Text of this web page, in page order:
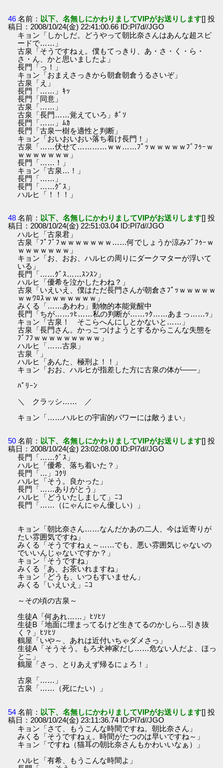
46 名前： 以下、名無しにかわりましてVIPがお送りします[] 投
稿日：2008/10/24(金) 22:41:00.66 ID:Pl7d//JGO
キョン「しかしだ。どうやって朝比奈さんはあんな超スピ
ードで……」
古泉「そうですねぇ。僕もてっきり、あ・さ・く・ら・
さ・ん、かと思いましたよ」
長門「っ！」
キョン「おまえさっきから朝倉朝倉うるさいぞ」
古泉「え」
長門「……」ｷｯ
長門「同意」
古泉「……」
古泉「長門……覚えていろ」ﾎﾞｿ
長門「……」ﾑｶ
長門「古泉一樹を適性と判断」
キョン「おいおいおい落ち着け長門！」
古泉「……伏せて…………ｗｗ……ﾌﾟｯｗｗｗｗｗﾌﾞﾌｩｰｗ
ｗｗｗｗｗｗｗ」
長門「……！」
キョン「古泉…！」
長門「……」
長門「……ｸﾞｽ」
ハルヒ「！！！」
48 名前： 以下、名無しにかわりましてVIPがお送りします[] 投
稿日：2008/10/24(金) 22:51:03.04 ID:Pl7d//JGO
ハルヒ「古泉君」
古泉「ﾌﾟﾌﾞﾌｗｗｗｗｗｗｗ……何でしょうか涼みﾌﾞﾌｩｰｗ
ｗｗｗｗｗｗｗ」
キョン「お、おお、ハルヒの周りにダークマターが浮いて
いる」
長門「……ｸﾞｽ……ｽﾝｽﾝ」
ハルヒ「優希を泣かしたわね？」
古泉「いえいえ、僕はただ長門さんが朝倉さﾌﾟｯｗｗｗｗｗ
ｗｗﾜﾛｽｗｗｗｗｗｗｗ」
みくる「……あわわ」動物的本能覚醒中
長門「ちが……ｯﾋ……私の判断が……ｯｸ……あまっ……ｯ」
キョン「古泉！ そこらへんにしとかないと……」
古泉「長門さん。かっこつけようとするからこんな失態を
ﾌﾞﾌﾌｗｗｗｗｗｗｗｗｗ」
ハルヒ「……古泉」
古泉「」
ハルヒ「あんた、極刑よ！！」
キョン「おお、ハルヒが指差した方に古泉の体が――」
ﾊﾟﾘｰﾝ
＼ クラッシ…… ／
キョン「……ハルヒの宇宙的パワーには敵うまい」
50 名前： 以下、名無しにかわりましてVIPがお送りします[] 投
稿日：2008/10/24(金) 23:02:08.00 ID:Pl7d//JGO
長門「……ｸﾞｽ」
ハルヒ「優希、落ち着いた？」
長門「…」ｺｸﾘ
ハルヒ「そう。良かった」
長門「……ありがとう」
ハルヒ「どういたしまして」ﾆｺ
長門「……（にゃんにゃん優しい）」
キョン「朝比奈さん……なんだかあの二人、今は近寄りが
たい雰囲気ですね」
みくる「そうですねぇ～……でも、悪い雰囲気じゃないの
でいいんじゃないですか？」
キョン「そうですね」
みくる「あ、お茶いれますね」
キョン「どうも、いつもすいません」
みくる「いえいえ」ﾆｺ
～その頃の古泉～
生徒A「何あれ……」ﾋｿﾋｿ
生徒B「地面に埋まってるけど生きてるのかしら…引き抜
く？」ﾋｿﾋｿ
鶴屋「いや～、あれは近付いちゃダメさっ」
生徒A「そうそう。もろ犬神家だし……危ない人だよ、ほっ
とこ」
鶴屋「さっ、とりあえず帰るにょろ！」
古泉「……」
古泉「……（死にたい）」
54 名前： 以下、名無しにかわりましてVIPがお送りします[] 投
稿日：2008/10/24(金) 23:11:36.74 ID:Pl7d//JGO
キョン「さて、もうこんな時間ですね。朝比奈さん」
みくる「そうですねぇ。時間がたつのは早いですね～」
キョン「ですね（猫耳の朝比奈さんもかわいいなぁ）」
ハルヒ「有希、もうこんな時間よ」